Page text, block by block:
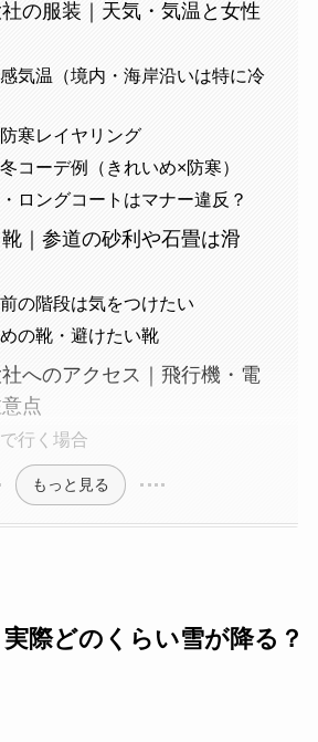
の服装｜天気・気温と女性
気温（境内・海岸沿いは特に冷
寒レイヤリング
コーデ例（きれいめ×防寒）
ロングコートはマナー違反？
｜参道の砂利や石畳は滑
の階段は気をつけたい
の靴・避けたい靴
へのアクセス｜飛行機・電
点
行く場合
もっと見る
際どのくらい雪が降る？